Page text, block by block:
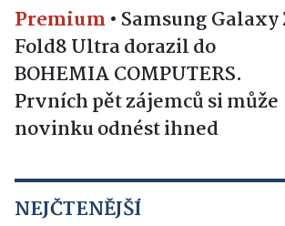
Premium • Samsung Galaxy
Fold8 Ultra dorazil do
BOHEMIA COMPUTERS.
Prvních pět zájemců si může
novinku odnést ihned
NEJČTENĚJŠÍ